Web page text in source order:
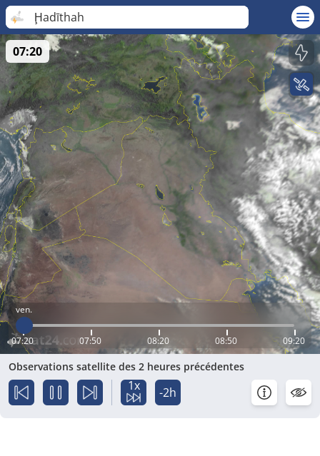
Ḩadīthah
ven.
07:20 07:50 08:20 08:50 09:20
07:20
Observations satellite des 2 heures précédentes
1x -2h